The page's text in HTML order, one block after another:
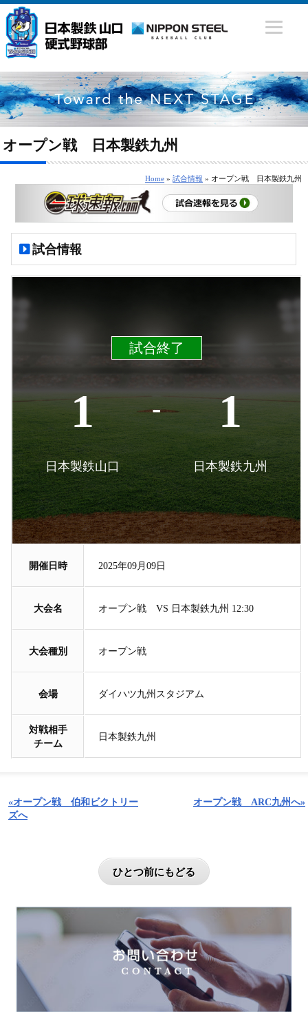
オープン戦 日本製鉄九州
Home »試合情報 » オープン戦 日本製鉄九州
試合情報
試合終了
1
日本製鉄山口
- 1
日本製鉄九州
開催日時 2025年09月09日
大会名 オープン戦 VS 日本製鉄九州 12:30
大会種別 オープン戦
会場 ダイハツ九州スタジアム
対戦相手
チーム
日本製鉄九州
«オープン戦 伯和ビクトリー
ズへ
オープン戦 ARC九州へ»